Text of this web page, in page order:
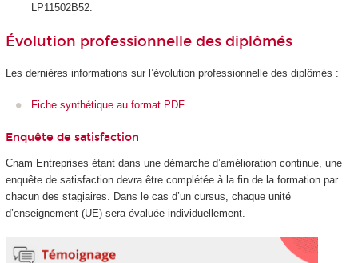
LP11502B52.
Évolution professionnelle des diplômés
Les dernières informations sur l’évolution professionnelle des diplômés :
Fiche synthétique au format PDF
Enquête de satisfaction
Cnam Entreprises étant dans une démarche d’amélioration continue, une
enquête de satisfaction devra être complétée à la fin de la formation par
chacun des stagiaires. Dans le cas d’un cursus, chaque unité
d’enseignement (UE) sera évaluée individuellement.